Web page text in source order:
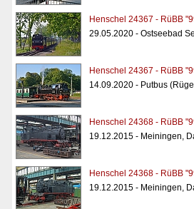
Henschel 24367 - RüBB
29.05.2020 - Ostseebad
Henschel 24367 - RüBB
14.09.2020 - Putbus
Henschel 24368 - RüBB
19.12.2015 - Meiningen,
Henschel 24368 - RüBB
19.12.2015 - Meiningen,